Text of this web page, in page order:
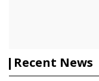
Recent News